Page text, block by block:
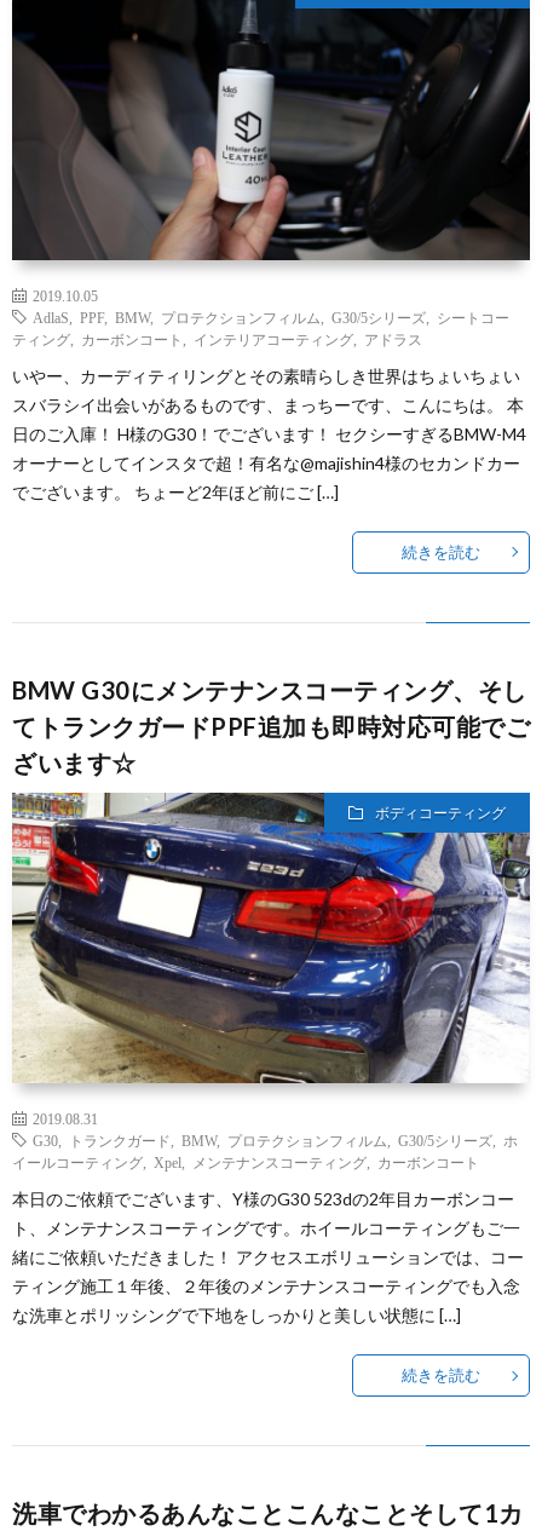
2019.10.05
AdlaS
PPF, BMW, プロテクションフィルム G30/5シリーズ
シートコー
ティング
カーボンコート インテリアコーティング アドラス
いやー、カーディティリングとその素晴らしき世界はちょいちょい
スバラシイ出会いがあるものです、まっちーです、こんにちは。 本
日のご入庫！ H様のG30！でございます！ セクシーすぎるBMW-M4
オーナーとしてインスタで超！有名な@majishin4様のセカンドカー
でございます。 ちょーど2年ほど前にご […]
続きを読む
BMW G30にメンテナンスコーティング、そし
てトランクガードPPF追加も即時対応可能でご
ざいます☆
ボディコーティング
2019.08.31
G30
トランクガード BMW, プロテクションフィルム G30/5シリーズ
ホ
イールコーティング
Xpel メンテナンスコーティング カーボンコート
本日のご依頼でございます、Y様のG30 523dの2年目カーボンコー
ト、メンテナンスコーティングです。ホイールコーティングもご一
緒にご依頼いただきました！ アクセスエボリューションでは、コー
ティング施工１年後、２年後のメンテナンスコーティングでも入念
な洗車とポリッシングで下地をしっかりと美しい状態に […]
続きを読む
洗車でわかるあんなことこんなことそして1カ